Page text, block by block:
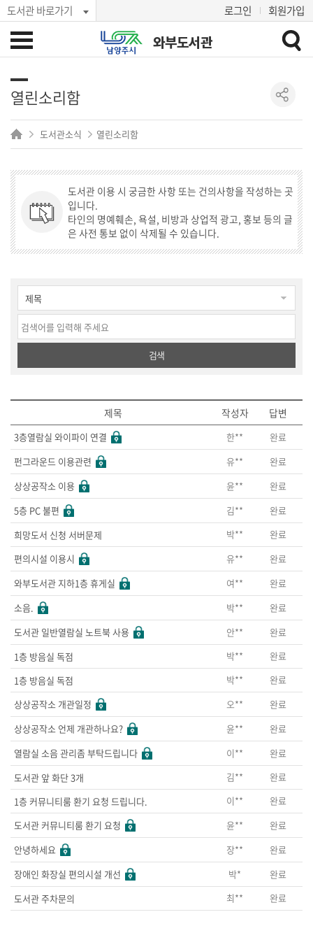
도서관 바로가기 로그인 회원가입
와부도서관
열린소리함
도서관소식 열린소리함
도서관 이용 시 궁금한 사항 또는 건의사항을 작성하는 곳
입니다.
타인의 명예훼손, 욕설, 비방과 상업적 광고, 홍보 등의 글
은 사전 통보 없이 삭제될 수 있습니다.
검색
제목 작성자 답변
3층열람실 와이파이 연결 한**
완료
펀그라운드 이용관련
유**
완료
상상공작소 이용
윤**
완료
5층 PC 불편
김**
완료
희망도서 신청 서버문제
박**
완료
편의시설 이용시
유**
완료
와부도서관 지하1층 휴게실
여**
완료
소음.
박**
완료
도서관 일반열람실 노트북 사용
안**
완료
1층 방음실 독점
박**
완료
1층 방음실 독점
박**
완료
상상공작소 개관일정
오**
완료
상상공작소 언제 개관하나요?
윤**
완료
열람실 소음 관리좀 부탁드립니다
이**
완료
도서관 앞 화단 3개
김**
완료
1층 커뮤니티룸 환기 요청 드립니다.
이**
완료
도서관 커뮤니티룸 환기 요청
윤**
완료
안녕하세요
장**
완료
장애인 화장실 편의시설 개선
박*
완료
도서관 주차문의
최** 완료